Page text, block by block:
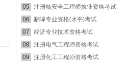
05
注册核安全工程师执业资格考试
06
翻译专业资格(水平)考试
07
经济专业技术资格考试
08
注册电气工程师资格考试
09
注册化工工程师资格考试